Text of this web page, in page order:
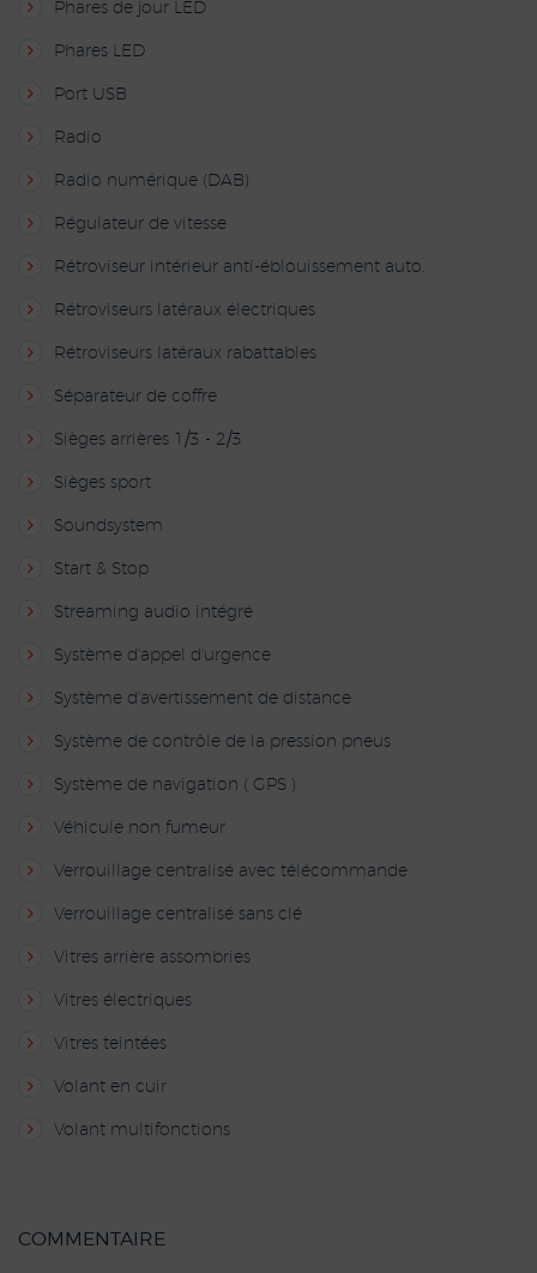
Phares de jour LED
Phares LED
Port USB
Radio
Radio numérique (DAB)
Régulateur de vitesse
Rétroviseur intérieur anti-éblouissement auto.
Rétroviseurs latéraux électriques
Rétroviseurs latéraux rabattables
Séparateur de coffre
Sièges arrières 1/3 - 2/3
Sièges sport
Soundsystem
Start & Stop
Streaming audio intégré
Système d'appel d'urgence
Système d'avertissement de distance
Système de contrôle de la pression pneus
Système de navigation ( GPS )
Véhicule non fumeur
Verrouillage centralisé avec télécommande
Verrouillage centralisé sans clé
Vitres arrière assombries
Vitres électriques
Vitres teintées
Volant en cuir
Volant multifonctions
COMMENTAIRE